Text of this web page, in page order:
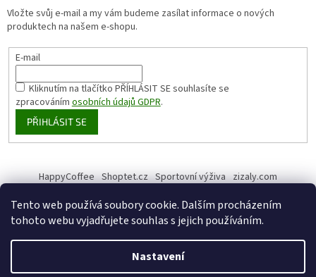
Tento web používá soubory cookie. Dalším procházením
tohoto webu vyjadřujete souhlas s jejich používáním.
Nastavení
Vložte svůj e-mail a my vám budeme zasílat informace o nových
produktech na našem e-shopu.
E-mail
Kliknutím na tlačítko PŘÍHLÁSIT SEsouhlasíte se
zpracovánímosobních údajů GDPR.
PŘIHLÁSIT SE
HappyCoffee Shoptet.cz Sportovní výživa zizaly.com